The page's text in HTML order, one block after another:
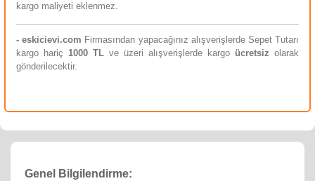
kargo maliyeti eklenmez.
-eskicievi.com Firmasından yapacağınız alışverişlerde Sepet Tutarı
kargo hariç1000 TL ve üzeri alışverişlerde kargo ücretsiz olarak
gönderilecektir.
Genel Bilgilendirme: